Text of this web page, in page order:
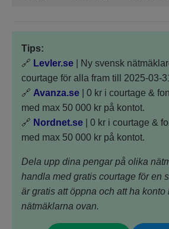
Tips:
🔗 Levler.se | Ny svensk
courtage för alla fram till 2025-03-
🔗 Avanza.se | 0 kr i courtage &
med max 50 000 kr på kontot.
🔗 Nordnet.se | 0 kr i courtage &
med max 50 000 kr på kontot.
Dela upp dina pengar på olika
handla med gratis courtage för en
är gratis att öppna och att ha konto
nätmäklarna ovan.